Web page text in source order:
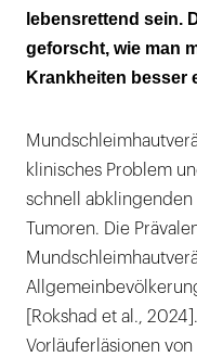
lebensrettend sein.
geforscht, wie man
Krankheiten besser
klinisches Problem
schnell
Tumoren. Die
[Rokshad et al.,
Vorläuferläsionen